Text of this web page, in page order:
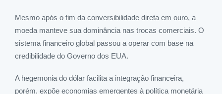
Mesmo após o fim da conversibilidade direta em ouro, a
moeda manteve sua dominância nas trocas comerciais. O
sistema financeiro global passou a operar com base na
credibilidade do Governo dos EUA.
A hegemonia do dólar facilita a integração financeira,
porém, expõe economias emergentes à política monetária